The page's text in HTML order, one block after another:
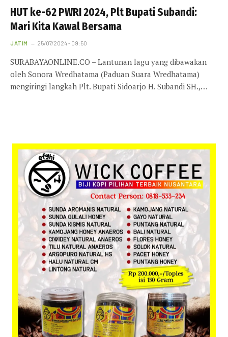
HUT ke-62 PWRI 2024, Plt Bupati Subandi:
Mari Kita Kawal Bersama
JATIM 25/07/2024 - 09:50
SURABAYAONLINE.CO – Lantunan lagu yang dibawakan
oleh Sonora Wredhatama (Paduan Suara Wredhatama)
mengiringi langkah Plt. Bupati Sidoarjo H. Subandi SH.,…